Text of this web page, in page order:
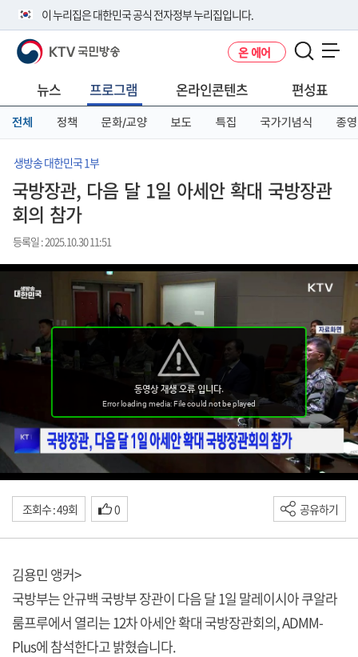
이 누리집은 대한민국 공식 전자정부 누리집입니다.
공식 누리집 주소 확인하기
니다.
이밖에 or.kr 또는 .kr등 다른 도메인 주소를 사용하고 있다면 아래 URL에
서 도메인 주소를 확인해 보세요
KTV 국민방송 온 에어
뉴스 프로그램 온라인콘텐츠 편성표
전체 정책 문화/교양 보도 특집 국가기념식 종영
생방송 대한민국 1부
국방장관, 다음 달 1일 아세안 확대 국방장관
회의 참가
등록일 : 2025.10.30 11:51
조회수 : 49회 0 공유하기
김용민 앵커>
국방부는 안규백 국방부 장관이 다음 달 1일 말레이시아 쿠알라
룸프루에서 열리는 12차 아세안 확대 국방장관회의, ADMM-
Plus에 참석한다고 밝혔습니다.